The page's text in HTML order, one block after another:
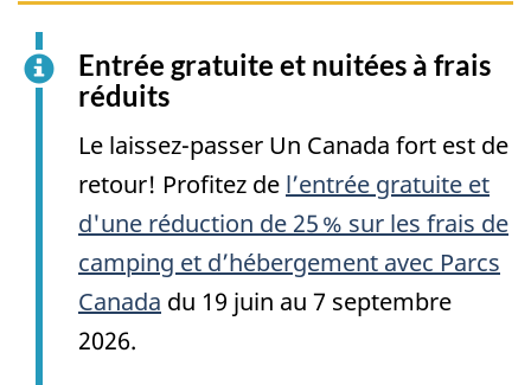
Entrée gratuite et nuitées à frais
réduits
Le laissez-passer Un Canada fort est de
retour! Profitez de l’entrée gratuite et
d'une réduction de 25 % sur les frais de
camping et d’hébergement avec Parcs
Canada du 19 juin au 7 septembre
2026.